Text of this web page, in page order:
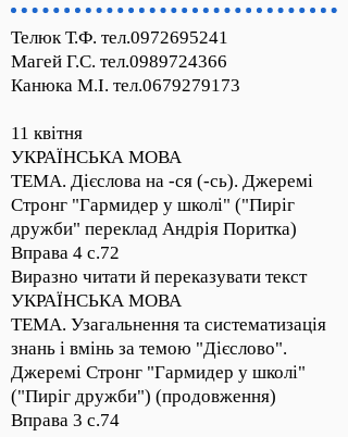
Телюк Т.Ф. тел.0972695241
Магей Г.С. тел.0989724366
Канюка М.І. тел.0679279173
11 квітня
УКРАЇНСЬКА МОВА
ТЕМА. Дієслова на -ся (-сь). Джеремі
Стронг "Гармидер у школі" ("Пиріг
дружби" переклад Андрія Поритка)
Вправа 4 с.72
Виразно читати й переказувати текст
УКРАЇНСЬКА МОВА
ТЕМА. Узагальнення та систематизація
знань і вмінь за темою "Дієслово".
Джеремі Стронг "Гармидер у школі"
("Пиріг дружби") (продовження)
Вправа 3 с.74